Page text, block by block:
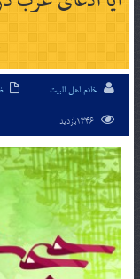
خادم اهل البیت